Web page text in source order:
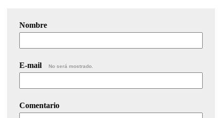
Nombre
E-mail No será mostrado.
Comentario